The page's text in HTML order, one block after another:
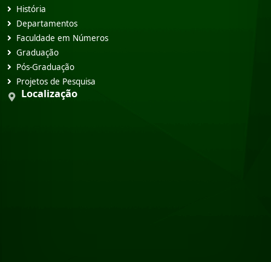
História
Departamentos
Faculdade em Números
Graduação
Pós-Graduação
Projetos de Pesquisa
Localização